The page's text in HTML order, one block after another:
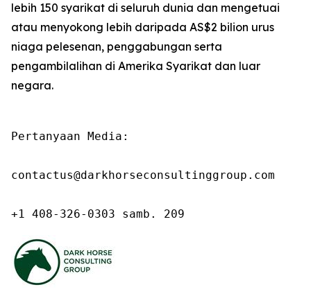
lebih 150 syarikat di seluruh dunia dan mengetuai
atau menyokong lebih daripada AS$2 bilion urus
niaga pelesenan, penggabungan serta
pengambilalihan di Amerika Syarikat dan luar
negara.
Pertanyaan Media:
contactus@darkhorseconsultinggroup.com
+1 408-326-0303 samb. 209